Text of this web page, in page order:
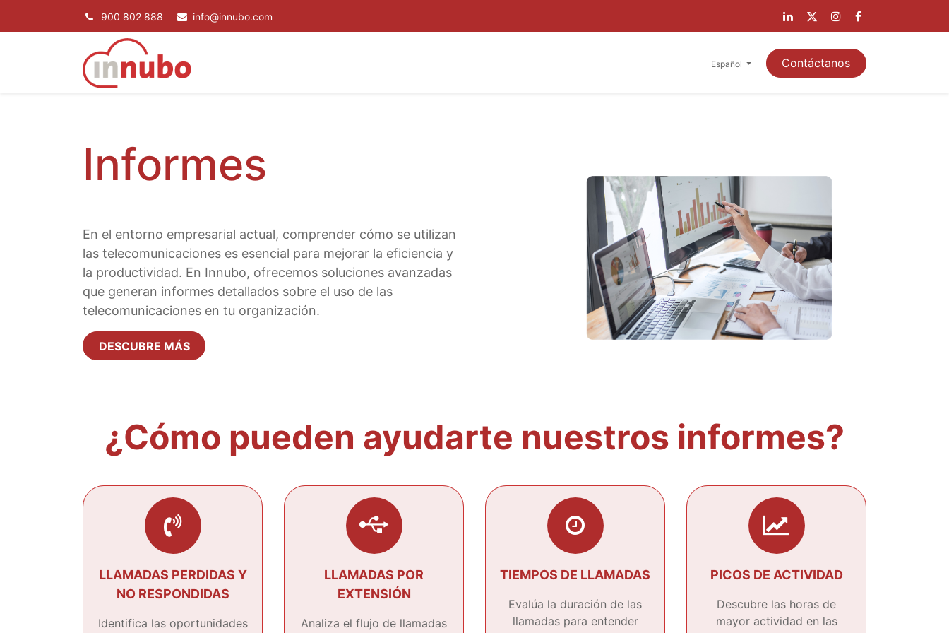
900 802 888 info@innubo.com
Español Contáctanos
Informes
En el entorno empresarial actual, comprender cómo se utilizan
las telecomunicaciones es esencial para mejorar la eficiencia y
la productividad. En Innubo, ofrecemos soluciones avanzadas
que generan informes detallados sobre el uso de las
telecomunicaciones en tu organización.
DESCUBRE MÁS
¿Cómo pueden ayudarte nuestros informes?
LLAMADAS PERDIDAS Y
NO RESPONDIDAS
Identifica las oportunidades
LLAMADAS POR
EXTENSIÓN
Analiza el flujo de llamadas
TIEMPOS DE LLAMADAS
Evalúa la duración de las
llamadas para entender
PICOS DE ACTIVIDAD
Descubre las horas de
mayor actividad en las